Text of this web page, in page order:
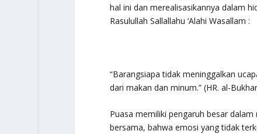
hal ini dan merealisasikannya dalam
Rasulullah Sallallahu ‘Alahi Wasallam :
“Barangsiapa tidak meninggalkan
dari makan dan minum.”(HR. al-
Puasa memiliki pengaruh besar
bersama, bahwa emosi yang tidak